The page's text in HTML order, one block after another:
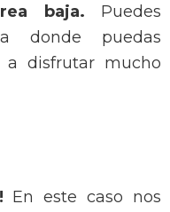
baja. Puedes
donde puedas
a disfrutar mucho
En este caso nos